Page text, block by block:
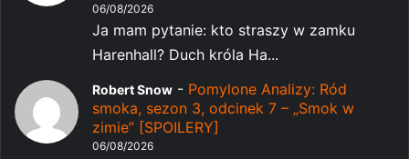
06/08/2026
Ja mam pytanie: kto straszy w zamku
Harenhall? Duch króla Ha...
Robert Snow - Pomylone Analizy: Ród
smoka, sezon 3, odcinek 7 – „Smok w
zimie” [SPOILERY]
06/08/2026